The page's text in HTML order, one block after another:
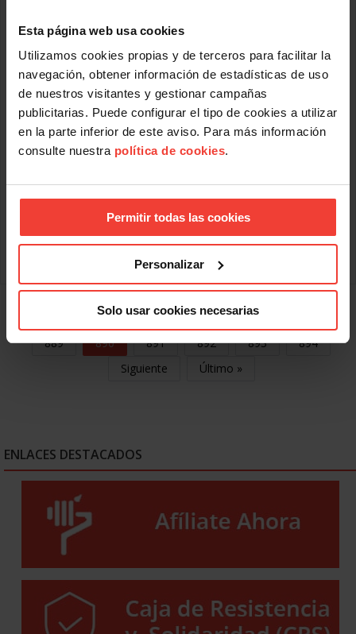
Esta página web usa cookies
Utilizamos cookies propias y de terceros para facilitar la
navegación, obtener información de estadísticas de uso
de nuestros visitantes y gestionar campañas
publicitarias. Puede configurar el tipo de cookies a utilizar
en la parte inferior de este aviso. Para más información
consulte nuestra política de cookies.
Permitir todas las cookies
Personalizar
Solo usar cookies necesarias
Tribunal Constitucional que respalda la Reforma
Laboral
JULIO 18, 2014
A la espera de poder analizar la sentencia, que aún no ha
sido publicada, desde USO mostramos nuestro total
desacuerdo con el fallo del Constitucional, que, argumenta
su decisión basándose exclusivamente en la coyuntura
económica y en el interés empresarial.
reforma del mercado laboral. Este recurso cuestionaba la
constitucionalidad del nuevo contrato indefinido para
emprendedores para empresas de menos de 50
Anterior 886 887
889
890 891 892 893
894
Siguiente
Último »
ENLACES DESTACADOS